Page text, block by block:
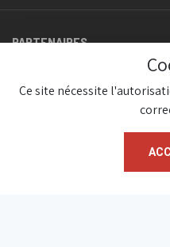
PARTENAIRES
© JazzInBelgium 2026 ( Version
Ce site nécessite